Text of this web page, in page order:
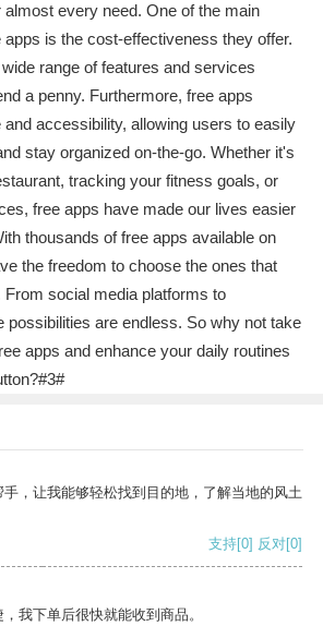
almost every need. One of the main
apps is the cost-effectiveness they offer.
range of features and services
a penny. Furthermore, free apps
accessibility, allowing users to easily
stay organized on-the-go. Whether it's
tracking your fitness goals, or
free apps have made our lives easier
thousands of free apps available on
the freedom to choose the ones that
From social media platforms to
possibilities are endless. So why not take
apps and enhance your daily routines
，让我能够轻松找到目的地，了解当地的风土
支持[0] 反对[0]
我下单后很快就能收到商品。